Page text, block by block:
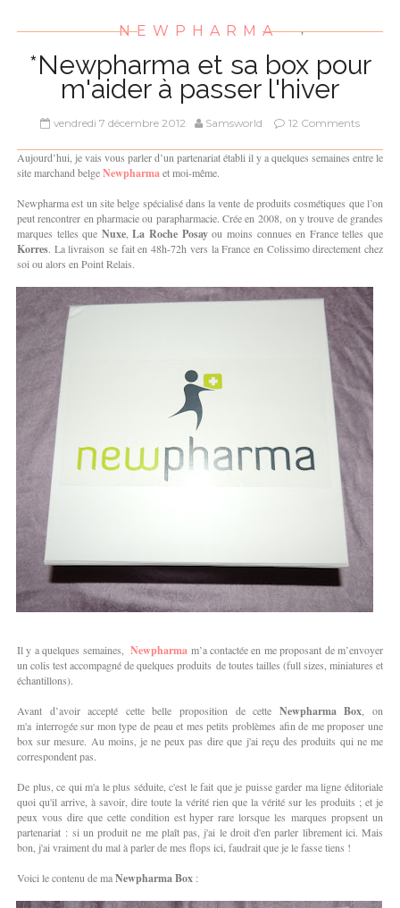
NEWPHARMA ,
*Newpharma et sa box pour
m'aider à passer l'hiver
vendredi 7 décembre 2012 Samsworld 12 Comments
Aujourd’hui, je vais vous parler d’un partenariat établi il y a quelques semaines entre le
site marchand belgeNewpharmaet moi-même.
Newpharma est un site belge spécialisé dans la vente de produits cosmétiques que l’on
peut rencontrer en pharmacie ou parapharmacie. Crée en 2008, on y trouve de grandes
marques telles que Nuxe,La Roche Posayou moins connues en France telles que
Korres. La livraison se fait en 48h-72h vers la France en Colissimo directement chez
soi ou alors en Point Relais.
Il y a quelques semaines, Newpharma m’a contactée en me proposant de m’envoyer
un colis test accompagné de quelques produits de toutes tailles (full sizes, miniatures et
échantillons).
Avant d’avoir accepté cette belle proposition de cette Newpharma Box , on
m'a interrogée sur mon type de peau et mes petits problèmes afin de me proposer une
box sur mesure. Au moins, je ne peux pas dire que j'ai reçu des produits qui ne me
correspondent pas.
De plus, ce qui m'a le plus séduite, c'est le fait que je puisse garder ma ligne éditoriale
quoi qu'il arrive, à savoir, dire toute la vérité rien que la vérité sur les produits ; et je
peux vous dire que cette condition est hyper rare lorsque les marques propsent un
partenariat : si un produit ne me plaît pas, j'ai le droit d'en parler librement ici. Mais
bon, j'ai vraiment du mal à parler de mes flops ici, faudrait que je le fasse tiens !
Voici le contenu de maNewpharma Box :